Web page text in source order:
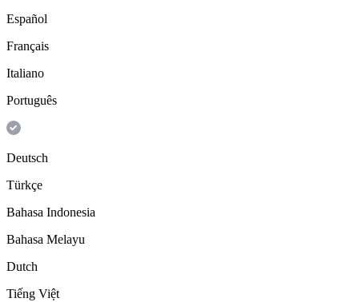
Español
Français
Italiano
Português
Deutsch
Türkçe
Bahasa Indonesia
Bahasa Melayu
Dutch
Tiếng Việt